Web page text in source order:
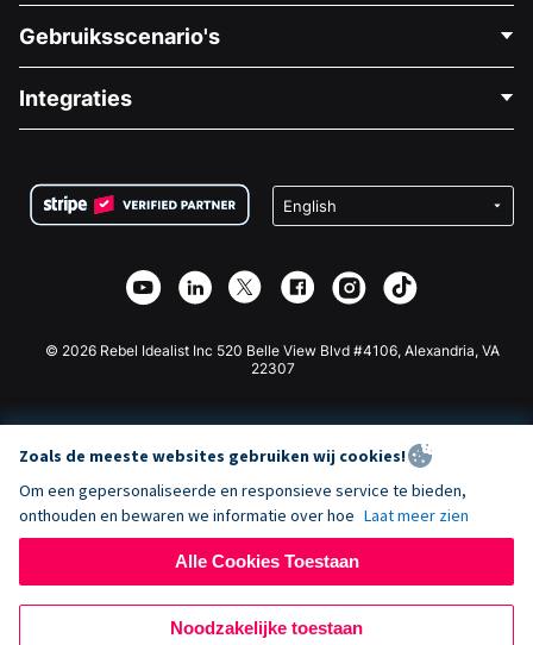
Over Ons
Vacatures
Privacy
Affiliate Partnerschap
Gebruiksscenario's
Medische Fondsenwerving
Goede Doelen Fondsenwerving
Integraties
Wix Donatie Plugin
Webflow Donatie App
Joomla Donatie
© 2026 Rebel Idealist Inc 520 Belle View Blvd #4106, Alexandria, VA
22307
Zoals de meeste websites gebruiken wij cookies!
Om een gepersonaliseerde en responsieve service te bieden,
onthouden en bewaren we informatie over hoe Laat meer zien
Alle Cookies Toestaan
Noodzakelijke toestaan